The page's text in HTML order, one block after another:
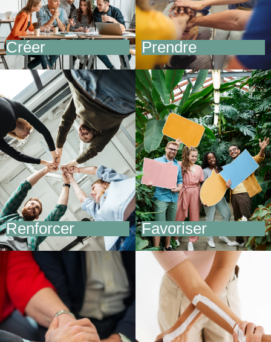
Créer
Créer
du lien et briser l’isolement
Prendre
Prendre
du recul sur ses pratiques
Renforcer
Renforcer
la cohésion interservices
Favoriser
Favoriser
l’engagement et l’écoute
active